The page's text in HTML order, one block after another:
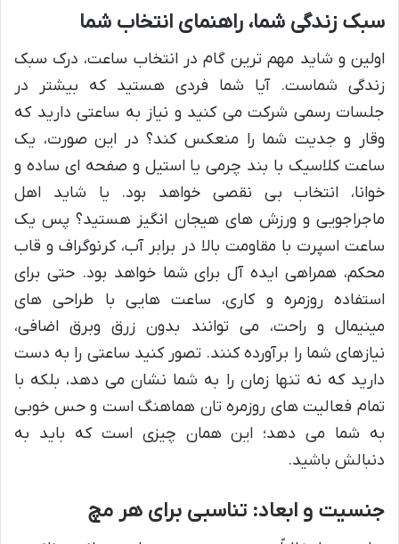
سبک زندگی شما، راهنمای انتخاب شما
اولین و شاید مهم ترین گام در انتخاب ساعت، درک سبک
زندگی شماست. آیا شما فردی هستید که بیشتر در
جلسات رسمی شرکت می کنید و نیاز به ساعتی دارید که
وقار و جدیت شما را منعکس کند؟ در این صورت، یک
ساعت کلاسیک با بند چرمی یا استیل و صفحه ای ساده و
خوانا، انتخاب بی نقصی خواهد بود. یا شاید اهل
ماجراجویی و ورزش های هیجان انگیز هستید؟ پس یک
ساعت اسپرت با مقاومت بالا در برابر آب، کرنوگراف و قاب
محکم، همراهی ایده آل برای شما خواهد بود. حتی برای
استفاده روزمره و کاری، ساعت هایی با طراحی های
مینیمال و راحت، می توانند بدون زرق وبرق اضافی،
نیازهای شما را برآورده کنند. تصور کنید ساعتی را به دست
دارید که نه تنها زمان را به شما نشان می دهد، بلکه با
تمام فعالیت های روزمره تان هماهنگ است و حس خوبی
به شما می دهد؛ این همان چیزی است که باید به
دنبالش باشید.
جنسیت و ابعاد: تناسبی برای هر مچ